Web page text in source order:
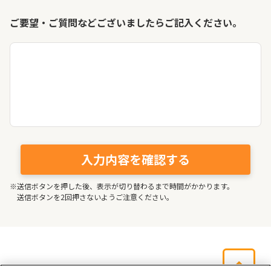
ご要望・ご質問などございましたらご記入ください。
※送信ボタンを押した後、表示が切り替わるまで時間がかかります。
送信ボタンを2回押さないようご注意ください。